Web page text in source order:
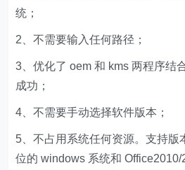
统；
2、不需要输入任何路径；
3、优化了 oem 和 kms 两程序结
成功；
4、不需要手动选择软件版本；
5、不占用系统任何资源。支持版
位的 windows 系统和